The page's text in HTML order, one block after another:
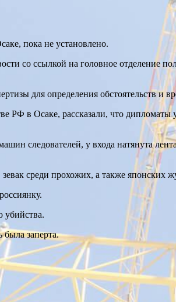
пока не установлено.
со ссылкой на головное отделение
для определения обстоятельств и
РФ в Осаке, рассказали, что дипломаты
следователей, у входа натянута
среди прохожих, а также японских
убийства.
заперта.